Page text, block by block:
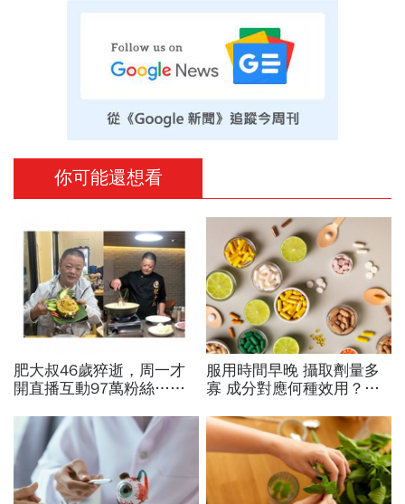
你可能還想看
肥大叔46歲猝逝，周一才
開直播互動97萬粉絲…常
爆瘦有關？體重異常減輕9
警訊
服用時間早晚 攝取劑量多
寡 成分對應何種效用？
吃才對